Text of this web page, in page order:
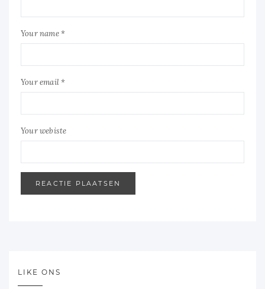
Your name *
Your email *
Your webiste
LIKE ONS